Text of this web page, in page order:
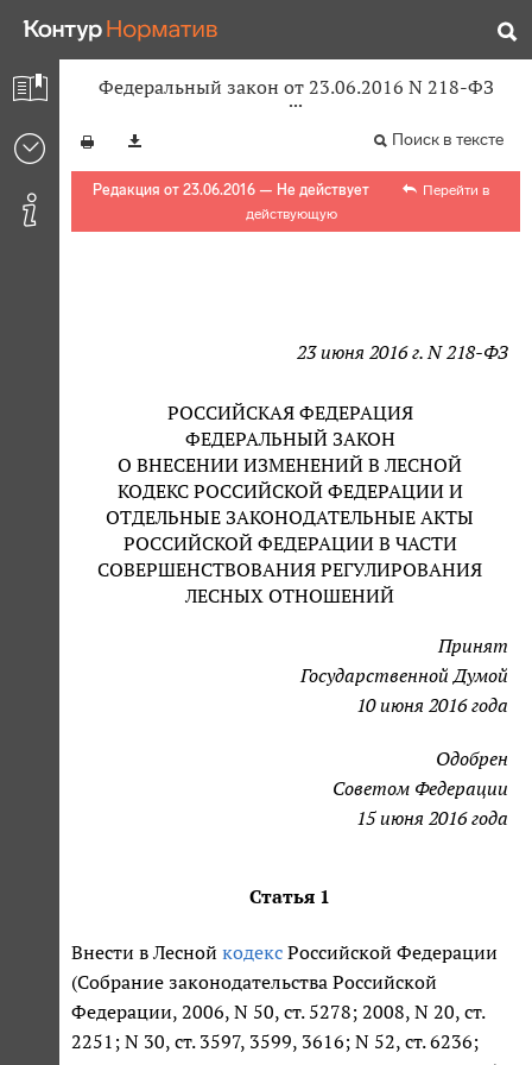
Федеральный закон от 23.06.2016 N 218-ФЗ
Поиск в тексте
Редакция от 23.06.2016 — Не действует
Перейти в
действующую
23 июня 2016 г. N 218-ФЗ
РОССИЙСКАЯ ФЕДЕРАЦИЯ
ФЕДЕРАЛЬНЫЙ ЗАКОН
О ВНЕСЕНИИ ИЗМЕНЕНИЙ В ЛЕСНОЙ
КОДЕКС РОССИЙСКОЙ ФЕДЕРАЦИИ И
ОТДЕЛЬНЫЕ ЗАКОНОДАТЕЛЬНЫЕ АКТЫ
РОССИЙСКОЙ ФЕДЕРАЦИИ В ЧАСТИ
СОВЕРШЕНСТВОВАНИЯ РЕГУЛИРОВАНИЯ
ЛЕСНЫХ ОТНОШЕНИЙ
Принят
Государственной Думой
10 июня 2016 года
Одобрен
Советом Федерации
15 июня 2016 года
Статья 1
Внести в Лесной кодекс Российской Федерации
(Собрание законодательства Российской
Федерации, 2006, N 50, ст. 5278; 2008, N 20, ст.
2251; N 30, ст. 3597, 3599, 3616; N 52, ст. 6236;